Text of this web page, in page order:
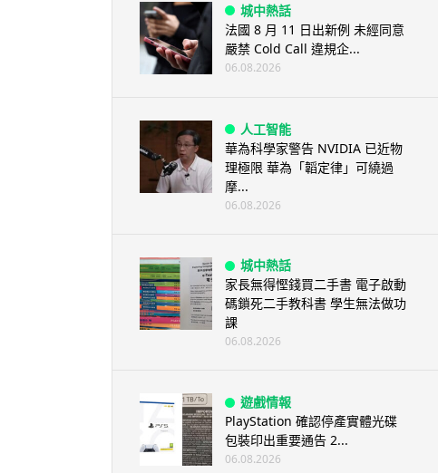
城中熱話
法國 8 月 11 日出新例 未經同意
嚴禁 Cold Call 違規企...
06.08.2026
人工智能
華為科學家警告 NVIDIA 已近物
理極限 華為「韜定律」可繞過
摩...
06.08.2026
城中熱話
家長無得慳錢買二手書 電子啟動
碼鎖死二手教科書 學生無法做功
課
06.08.2026
遊戲情報
PlayStation 確認停產實體光碟
包裝印出重要通告 2...
06.08.2026